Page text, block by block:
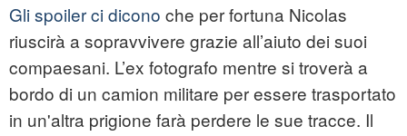
Gli spoiler ci dicono che per fortuna Nicolas
riuscirà a sopravvivere grazie all’aiuto dei suoi
compaesani. L’ex fotografo mentre si troverà a
bordo di un camion militare per essere trasportato
in un'altra prigione farà perdere le sue tracce. Il